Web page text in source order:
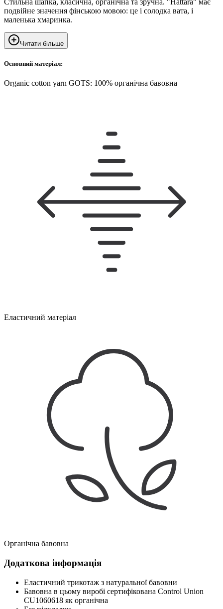
подвійне значення фінською мовою: це і солодка вата, і
маленька хмаринка.
Читати більше
Основний матеріал:
Organic cotton yarn GOTS: 100% органічна бавовна
Еластичний матеріал
Органічна бавовна
Додаткова інформація
Еластичний трикотаж з натуральної бавовни
Бавовна в цьому виробі сертифікована Control Union
CU1060618 як органічна